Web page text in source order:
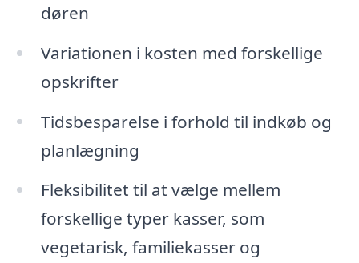
døren
Variationen i kosten med forskellige
opskrifter
Tidsbesparelse i forhold til indkøb og
planlægning
Fleksibilitet til at vælge mellem
forskellige typer kasser, som
vegetarisk, familiekasser og